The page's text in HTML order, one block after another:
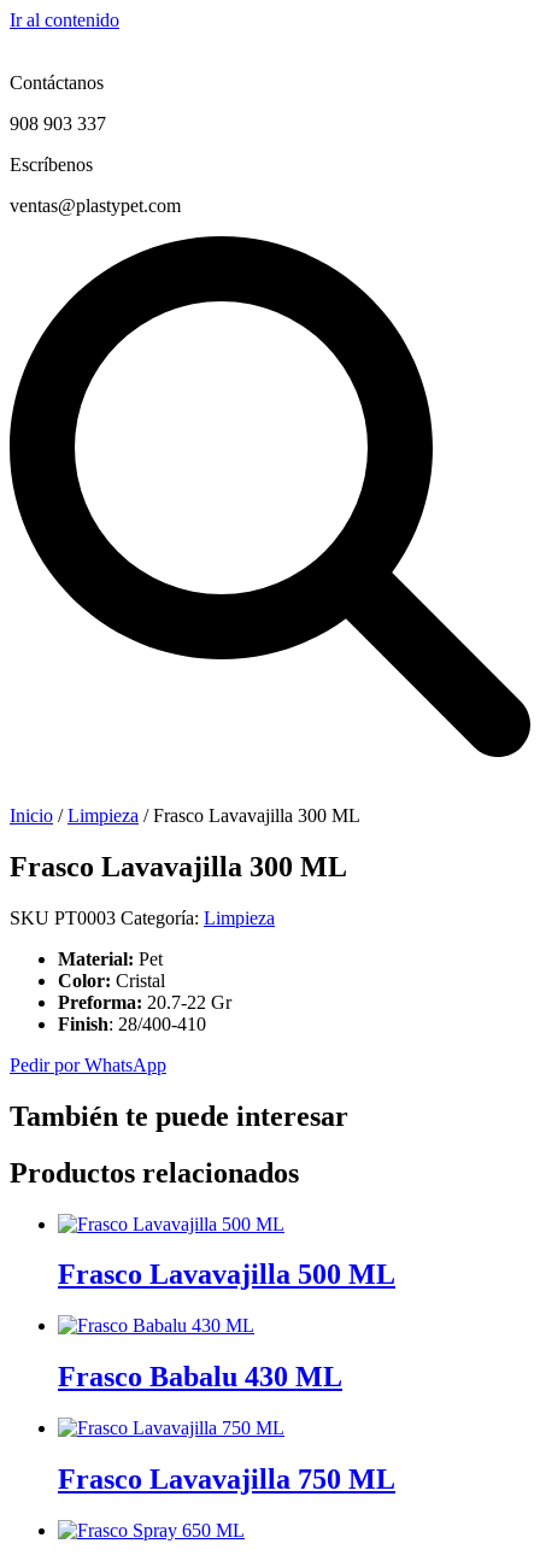
Ir al contenido
Contáctanos
908 903 337
Escríbenos
ventas@plastypet.com
Inicio /Limpieza / Frasco Lavavajilla 300 ML
Frasco Lavavajilla 300 ML
SKU PT0003 Categoría: Limpieza
Material: Pet
Color: Cristal
Preforma: 20.7-22 Gr
Finish: 28/400-410
Pedir por WhatsApp
También te puede interesar
Productos relacionados
Frasco Lavavajilla 500 ML
Frasco Babalu 430 ML
Frasco Lavavajilla 750 ML